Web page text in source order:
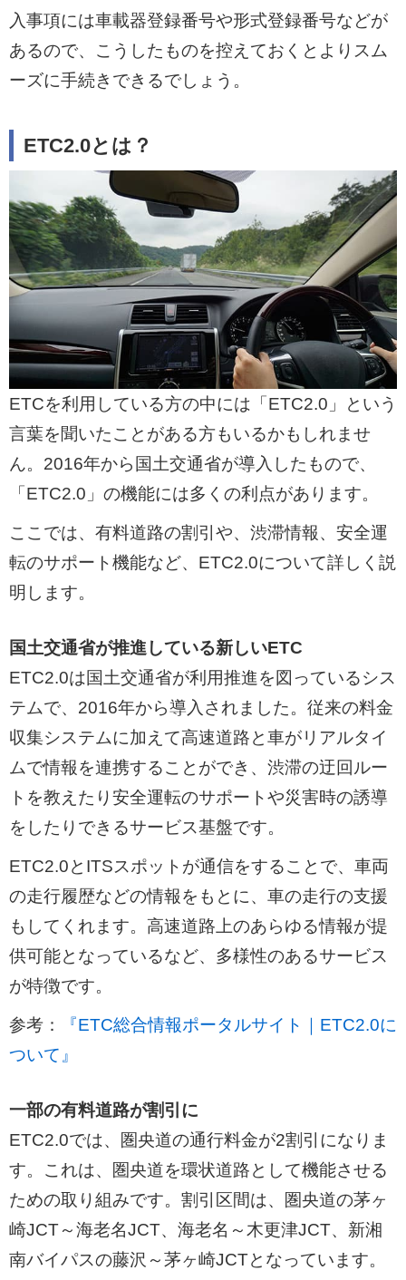
入事項には車載器登録番号や形式登録番号などが
あるので、こうしたものを控えておくとよりスム
ーズに手続きできるでしょう。
ETC2.0とは？
ETCを利用している方の中には「ETC2.0」という
言葉を聞いたことがある方もいるかもしれませ
ん。2016年から国土交通省が導入したもので、
「ETC2.0」の機能には多くの利点があります。
ここでは、有料道路の割引や、渋滞情報、安全運
転のサポート機能など、ETC2.0について詳しく説
明します。
国土交通省が推進している新しいETC
ETC2.0は国土交通省が利用推進を図っているシス
テムで、2016年から導入されました。従来の料金
収集システムに加えて高速道路と車がリアルタイ
ムで情報を連携することができ、渋滞の迂回ルー
トを教えたり安全運転のサポートや災害時の誘導
をしたりできるサービス基盤です。
ETC2.0とITSスポットが通信をすることで、車両
の走行履歴などの情報をもとに、車の走行の支援
もしてくれます。高速道路上のあらゆる情報が提
供可能となっているなど、多様性のあるサービス
が特徴です。
参考：
『ETC総合情報ポータルサイト｜ETC2.0に
ついて』
一部の有料道路が割引に
ETC2.0では、圏央道の通行料金が2割引になりま
す。これは、圏央道を環状道路として機能させる
ための取り組みです。割引区間は、圏央道の茅ヶ
崎JCT～海老名JCT、海老名～木更津JCT、新湘
南バイパスの藤沢～茅ヶ崎JCTとなっています。